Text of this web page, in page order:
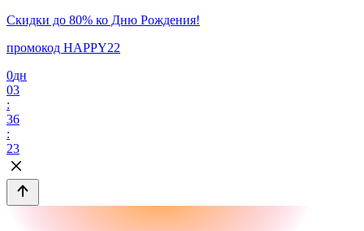
Скидки до 80% ко Дню Рождения!
промокод HAPPY22
0дн
03
:
36
:
23